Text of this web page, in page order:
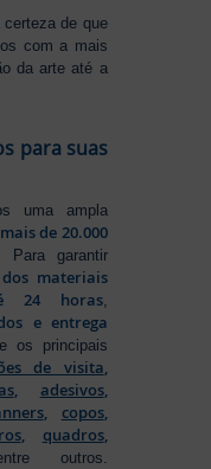
de que
com a mais
da arte até a
para suas
uma ampla
mais de 20.000
. Para garantir
materiais
24 horas,
e entrega
os principais
de visita,
, adesivos,
, copos,
, quadros,
outros.